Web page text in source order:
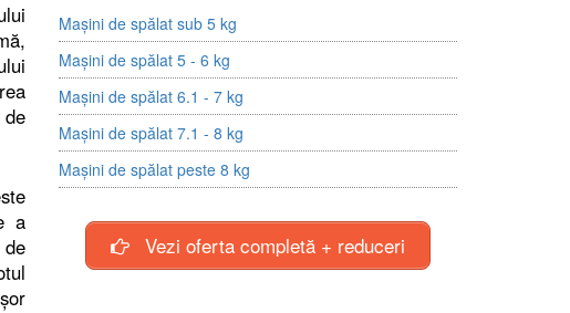
a
de
Mașini de spălat sub 5 kg
Mașini de spălat 5 - 6 kg
Mașini de spălat 6.1 - 7 kg
Mașini de spălat 7.1 - 8 kg
Mașini de spălat peste 8 kg
Vezi oferta completă + reduceri